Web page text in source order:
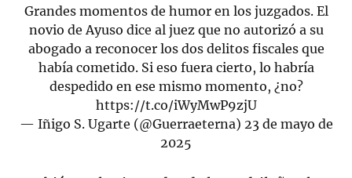
Grandes momentos de humor en los juzgados. El
novio de Ayuso dice al juez que no autorizó a su
abogado a reconocer los dos delitos fiscales que
había cometido. Si eso fuera cierto, lo habría
despedido en ese mismo momento, ¿no?
https://t.co/iWyMwP9zjU
— Iñigo S. Ugarte (@Guerraeterna) 23 de mayo de
2025